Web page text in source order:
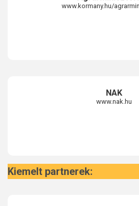
www.kormany.hu/
NAK
www.nak.hu
Kiemelt partnerek: